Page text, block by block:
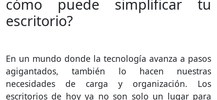
cómo puede simplificar tu
escritorio?
En un mundo donde la tecnología avanza a pasos
agigantados, también lo hacen nuestras
necesidades de carga y organización. Los
escritorios de hoy ya no son solo un lugar para